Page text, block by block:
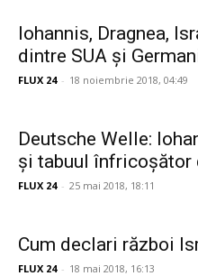
Iohannis, Dragnea,
dintre SUA și
FLUX 24 - 18 noiembrie 2018, 04:49
Deutsche Welle:
și tabuul înfricoșător
FLUX 24 - 25 mai 2018, 18:11
Cum declari război
FLUX 24 - 18 mai 2018, 16:13